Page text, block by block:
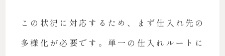
この状況に対応するため、まず仕入れ先の
多様化が必要です。単一の仕入れルートに